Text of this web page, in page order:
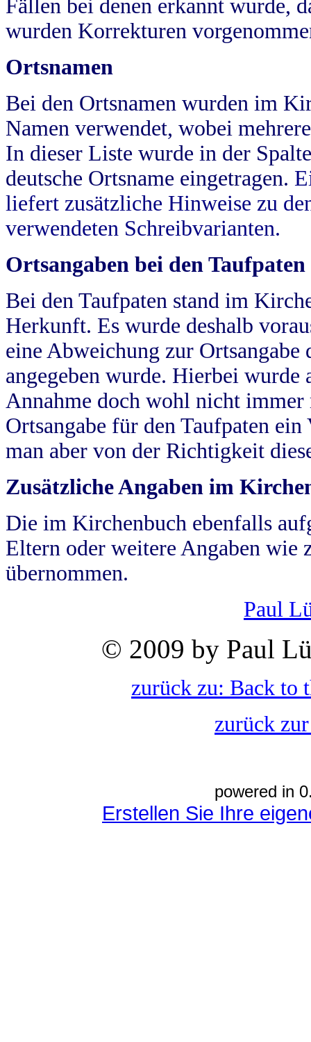
Fällen bei denen erkannt wurde,
wurden Korrekturen
Ortsnamen
Bei den Ortsnamen wurden im
Namen verwendet, wobei
In dieser Liste wurde in der
deutsche Ortsname eingetragen.
liefert zusätzliche Hinweise zu
verwendeten Schreibvarianten.
Ortsangaben bei den Taufpaten
Bei den Taufpaten stand im
Herkunft. Es wurde deshalb
eine Abweichung zur
angegeben wurde. Hierbei wurde
Annahme doch wohl nicht
Ortsangabe für den Taufpaten
man aber von der Richtigkeit
Zusätzliche Angaben im
Die im Kirchenbuch ebenfalls
Eltern oder weitere Angaben wie
übernommen.
Paul
© 2009 by Paul
zurück zu: Back to
zurück
powered in
Erstellen Sie Ihre